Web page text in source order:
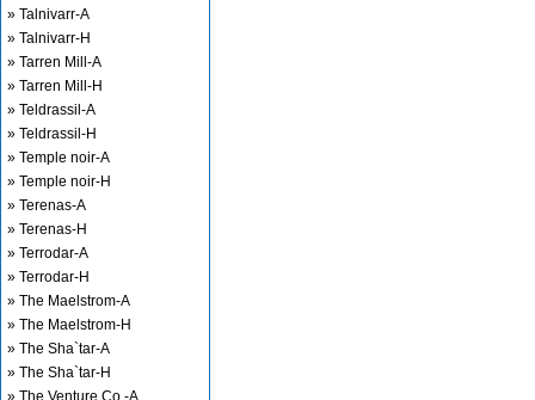
» Talnivarr-A
» Talnivarr-H
» Tarren Mill-A
» Tarren Mill-H
» Teldrassil-A
» Teldrassil-H
» Temple noir-A
» Temple noir-H
» Terenas-A
» Terenas-H
» Terrodar-A
» Terrodar-H
» The Maelstrom-A
» The Maelstrom-H
» The Sha`tar-A
» The Sha`tar-H
» The Venture Co.-A